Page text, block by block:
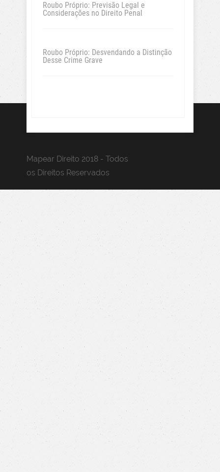
Roubo Próprio: Previsão Legal e
Considerações no Direito Penal
Roubo Próprio: Desvendando a Distinção
Desse Crime Grave
Mapear Direito 2018 - Todos
os Direitos Reservados